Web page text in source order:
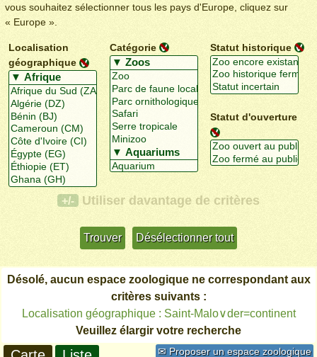
vous souhaitez sélectionner tous les pays d'Europe, cliquez sur
« Europe ».
Localisation
géographique
Catégorie Statut historique
Statut d'ouverture
+/- Utiliser davantage de critères
Désolé, aucun espace zoologique ne correspondant aux
critères suivants :
Localisation géographique : Saint-Malo∨der=continent
Veuillez élargir votre recherche
✉ Proposer un espace zoologique